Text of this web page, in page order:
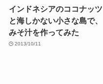
インドネシアのココナッツ
と海しかない小さな島で、
みそ汁を作ってみた
2013/10/11